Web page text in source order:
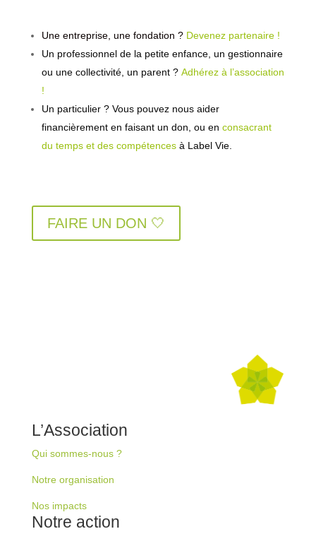
Une entreprise, une fondation ? Devenez partenaire !
Un professionnel de la petite enfance, un gestionnaire
ou une collectivité, un parent ? Adhérez à l’association
!
Un particulier ? Vous pouvez nous aider
financièrement en faisant un don, ou en consacrant
du temps et des compétences à Label Vie.
FAIRE UN DON 🤍
L’Association
Qui sommes-nous ?
Notre organisation
Nos impacts
Notre action